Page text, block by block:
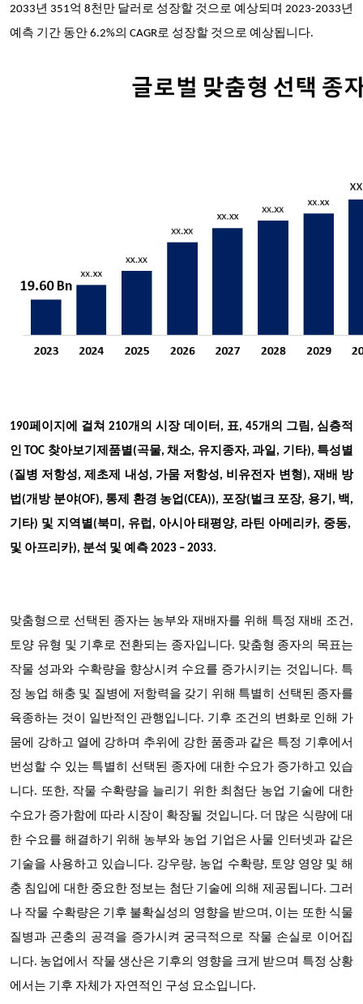
2033년 351억 8천만 달러로 성장할 것으로 예상되며 2023-2033년
예측 기간 동안 6.2%의 CAGR로 성장할 것으로 예상됩니다.
190페이지에 걸쳐 210개의 시장 데이터, 표, 45개의 그림, 심층적
인 TOC 찾아보기 제품별(곡물, 채소, 유지종자, 과일, 기타), 특성별
(질병 저항성, 제초제 내성, 가뭄 저항성, 비유전자 변형), 재배 방
법(개방 분야(OF), 통제 환경 농업(CEA)), 포장(벌크 포장, 용기, 백,
기타) 및 지역별(북미, 유럽, 아시아 태평양, 라틴 아메리카, 중동,
및 아프리카), 분석 및 예측 2023 – 2033.
맞춤형으로 선택된 종자는 농부와 재배자를 위해 특정 재배 조건,
토양 유형 및 기후로 전환되는 종자입니다. 맞춤형 종자의 목표는
작물 성과와 수확량을 향상시켜 수요를 증가시키는 것입니다. 특
정 농업 해충 및 질병에 저항력을 갖기 위해 특별히 선택된 종자를
육종하는 것이 일반적인 관행입니다. 기후 조건의 변화로 인해 가
뭄에 강하고 열에 강하며 추위에 강한 품종과 같은 특정 기후에서
번성할 수 있는 특별히 선택된 종자에 대한 수요가 증가하고 있습
니다. 또한, 작물 수확량을 늘리기 위한 최첨단 농업 기술에 대한
수요가 증가함에 따라 시장이 확장될 것입니다. 더 많은 식량에 대
한 수요를 해결하기 위해 농부와 농업 기업은 사물 인터넷과 같은
기술을 사용하고 있습니다. 강우량, 농업 수확량, 토양 영양 및 해
충 침입에 대한 중요한 정보는 첨단 기술에 의해 제공됩니다. 그러
나 작물 수확량은 기후 불확실성의 영향을 받으며, 이는 또한 식물
질병과 곤충의 공격을 증가시켜 궁극적으로 작물 손실로 이어집
니다. 농업에서 작물 생산은 기후의 영향을 크게 받으며 특정 상황
에서는 기후 자체가 자연적인 구성 요소입니다.